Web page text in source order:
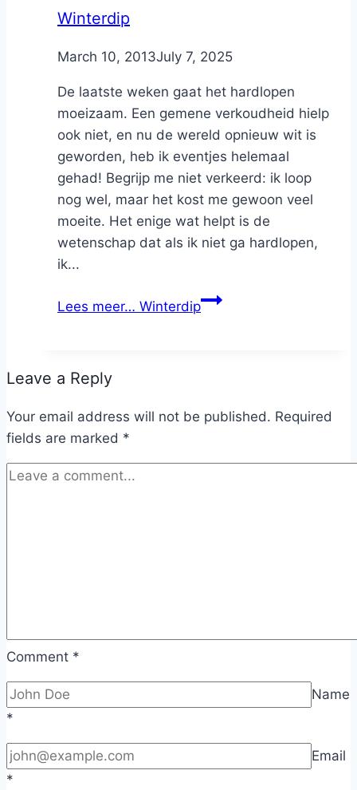
Winterdip
ByNicole
March 10, 2013July 7, 2025
De laatste weken gaat het hardlopen
moeizaam. Een gemene verkoudheid hielp
ook niet, en nu de wereld opnieuw wit is
geworden, heb ik eventjes helemaal
gehad! Begrijp me niet verkeerd: ik loop
nog wel, maar het kost me gewoon veel
moeite. Het enige wat helpt is de
wetenschap dat als ik niet ga hardlopen,
ik...
Lees meer… Winterdip
Leave a Reply
Your email address will not be published. Required
fields are marked *
Comment *
Name
*
Email
*